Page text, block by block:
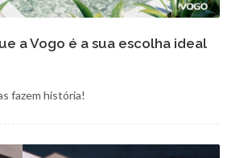
a Vogo é a sua escolha ideal
fazem história!